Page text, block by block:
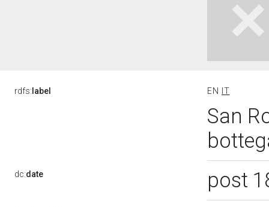
rdfs: label EN IT
San
dc:date post